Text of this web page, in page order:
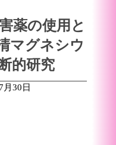
薬の使用と
マグネシウ
的研究
月30日